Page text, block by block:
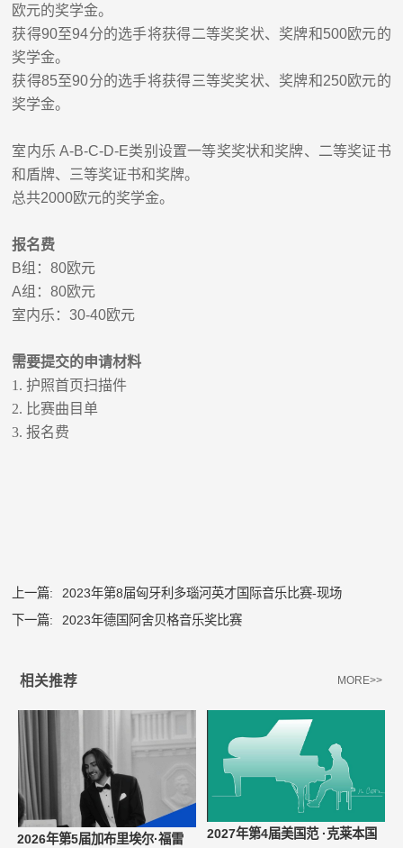
欧元的奖学金。
获得90至94分的选手将获得二等奖奖状、奖牌和500欧元的
奖学金。
获得85至90分的选手将获得三等奖奖状、奖牌和250欧元的
奖学金。
室内乐 A-B-C-D-E类别 设置一等奖奖状和奖牌、二等奖证书
和盾牌、三等奖证书和奖牌。
总共2000欧元的奖学金。
报名费
B组：80欧元
A组：80欧元
室内乐：30-40欧元
需要提交的申请材料
1.护照首页扫描件
2. 比赛曲目单
3.报名费
上一篇:
2023年第8届匈牙利多瑙河英才国际音乐比赛-现场
下一篇:
2023年德国阿舍贝格音乐奖比赛
相关推荐 MORE>>
2026年第5届加布里埃尔·福雷
2027年第4届美国范 ·克莱本国